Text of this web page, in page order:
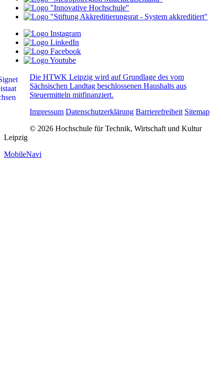
Die HTWK Leipzig wird auf Grundlage des vom
Sächsischen Landtag beschlossenen Haushalts aus
Steuermitteln mitfinanziert.
Impressum Datenschutzerklärung Barrierefreiheit Sitemap
© 2026 Hochschule für Technik, Wirtschaft und Kultur
Leipzig
MobileNavi